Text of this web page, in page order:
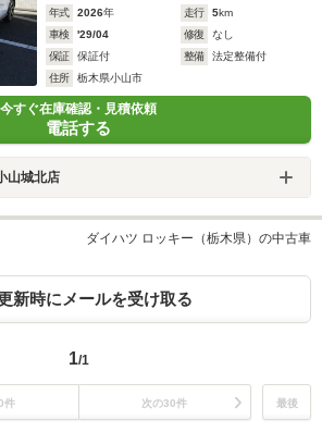
年式 2026年 走行 5km
車検
'29/04 修復
なし
保証
保証付 整備
法定整備付
住所
栃木県小山市
今すぐ在庫確認・見積依頼
電話する
山城北店
ダイハツ ロッキー（栃木県）の中古車
新時にメールを受け取る
1/1
件 次の30件 最後